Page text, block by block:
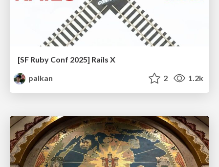
[SF Ruby Conf 2025] Rails X
palkan
2 1.2k